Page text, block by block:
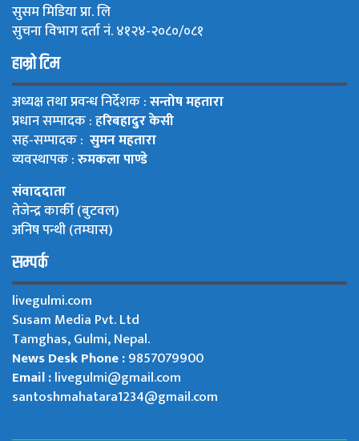
सुसम मिडिया प्रा. लि
सुचना विभाग दर्ता नं. ४१२४-२०८०/०८१
हाम्रो टिम
अध्यक्ष तथा प्रवन्ध निर्देशक :सन्तोष महतारा
प्रधान सम्पादक : हरिबहादुर केसी
सह-सम्पादक : सुमन महतारा
व्यवस्थापक :रुमकला पाण्डे
संवाददाता
तेजेन्द्र कार्की (बुटवल)
अनिष पन्थी (तम्घास)
सम्पर्क
livegulmi.com
Susam Media Pvt. Ltd
Tamghas, Gulmi, Nepal.
News Desk Phone :9857079900
Email :livegulmi@gmail.com
santoshmahatara1234@gmail.com